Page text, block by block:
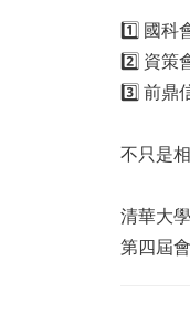
1️⃣ 國科
2️⃣ 資策
3️⃣ 前鼎
不只是
清華大
第四屆